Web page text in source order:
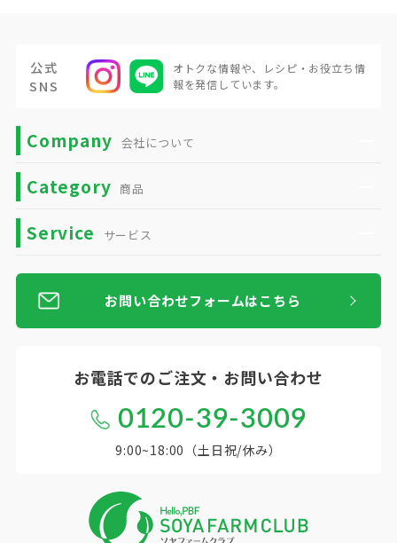
公式
SNS
オトクな情報や、
レシピ・お役立ち情
報を発信しています。
Company 会社について
Category 商品
Service サービス
お問い合わせフォームはこちら
お電話でのご注文・お問い合わせ
0120-39-3009
9:00~18:00（土日祝/休み）